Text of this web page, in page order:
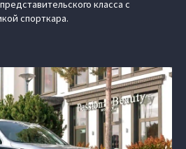
класса с
спорткара.